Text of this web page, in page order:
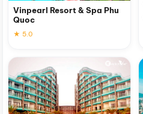
Vinpearl Resort & Spa Phu
Quoc
★ 5.0